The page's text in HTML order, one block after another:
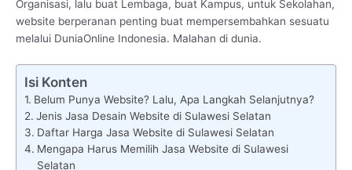
Organisasi, lalu buat Lembaga, buat Kampus, untuk Sekolahan,
website berperanan penting buat mempersembahkan sesuatu
melalui DuniaOnline Indonesia. Malahan di dunia.
Isi Konten
Belum Punya Website? Lalu, Apa Langkah Selanjutnya?
Jenis Jasa Desain Website di Sulawesi Selatan
Daftar Harga Jasa Website di Sulawesi Selatan
Mengapa Harus Memilih Jasa Website di Sulawesi
Selatan